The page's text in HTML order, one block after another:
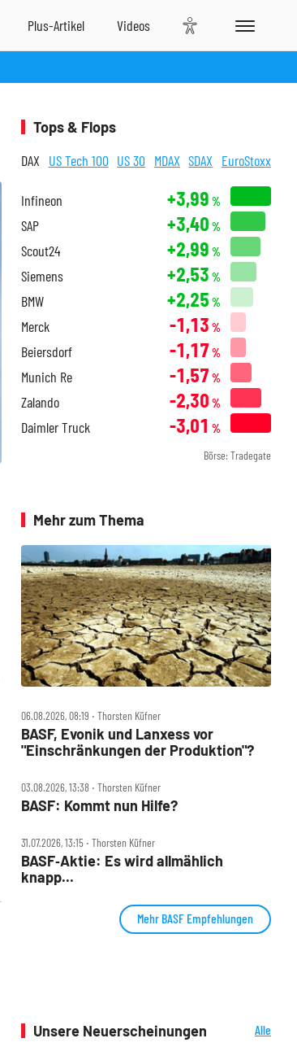
Tops & Flops
DAX US Tech 100 US 30 MDAX SDAX EuroStoxx
Infineon +3,99 %
SAP +3,40 %
Scout24 +2,99 %
Siemens +2,53 %
BMW +2,25 %
Merck -1,13 %
Beiersdorf -1,17 %
Munich Re -1,57 %
Zalando -2,30 %
Daimler Truck -3,01 %
Börse: Tradegate
Mehr zum Thema
06.08.2026, 08:19 ‧ Thorsten Küfner
BASF, Evonik und Lanxess vor
"Einschränkungen der Produktion"?
03.08.2026, 13:38 ‧ Thorsten Küfner
BASF: Kommt nun Hilfe?
31.07.2026, 13:15 ‧ Thorsten Küfner
BASF‑Aktie: Es wird allmählich
knapp...
Mehr BASF Empfehlungen
Unsere Neuerscheinungen
Alle